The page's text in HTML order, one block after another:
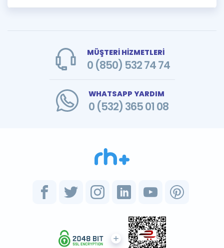
MÜŞTERİ HİZMETLERİ
0 (850) 532 74 74
WHATSAPP YARDIM
0 (532) 365 01 08